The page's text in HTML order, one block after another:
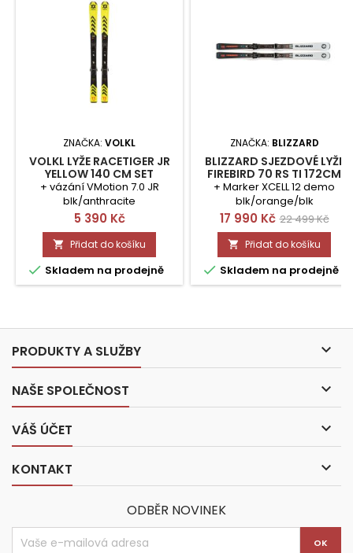
ZNAČKA: VOLKL
VOLKL LYŽE RACETIGER JR
YELLOW 140 CM SET
+ vázání VMotion 7.0 JR
blk/anthracite
Cena
5 390 Kč
 Přidat do košíku
 Skladem na prodejně
ZNAČKA: BLIZZARD
BLIZZARD SJEZDOVÉ LYŽE
FIREBIRD 70 RS TI 172CM
WHITE/BLK
+ Marker XCELL 12 demo
blk/orange/blk
Cena
17 990 Kč Běžná
cena
22 499 Kč
 Přidat do košíku
 Skladem na prodejně
PRODUKTY A SLUŽBY 
NAŠE SPOLEČNOST 
VÁŠ ÚČET 
KONTAKT 
ODBĚR NOVINEK